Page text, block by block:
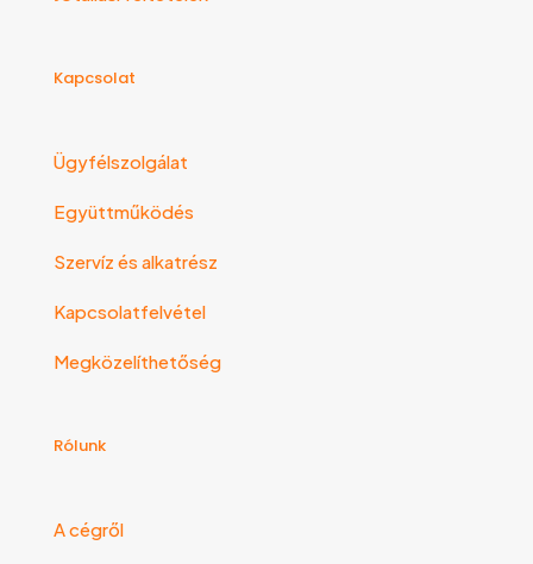
Kapcsolat
Ügyfélszolgálat
Együttműködés
Szervíz és alkatrész
Kapcsolatfelvétel
Megközelíthetőség
Rólunk
A cégről